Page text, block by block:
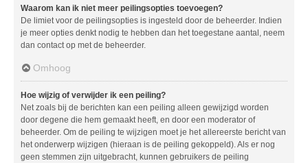
Waarom kan ik niet meer peilingsopties toevoegen?
De limiet voor de peilingsopties is ingesteld door de beheerder. Indien
je meer opties denkt nodig te hebben dan het toegestane aantal, neem
dan contact op met de beheerder.
Omhoog
Hoe wijzig of verwijder ik een peiling?
Net zoals bij de berichten kan een peiling alleen gewijzigd worden
door degene die hem gemaakt heeft, en door een moderator of
beheerder. Om de peiling te wijzigen moet je het allereerste bericht van
het onderwerp wijzigen (hieraan is de peiling gekoppeld). Als er nog
geen stemmen zijn uitgebracht, kunnen gebruikers de peiling